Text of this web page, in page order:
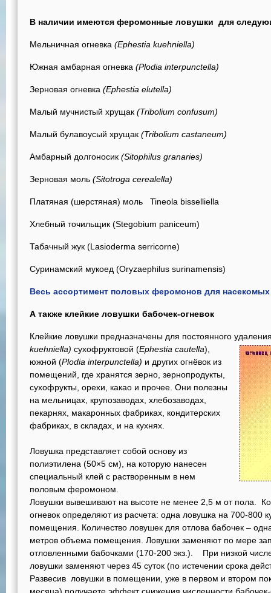
В наличии имеются феромонные ловушки для
Мельничная огневка (Ephestia kuehniella)
Южная амбарная огневка (Plodia interpunctella)
Зерновая огневка (Ephestia elutella)
Малый мучнистый хрущак (Tribolium confusum)
Малый булавоусый хрущак (Tribolium castaneum)
Амбарный долгоносик (Sitophilus granaries)
Зерновая моль (Sitotroga cerealella)
Платяная (шерстяная) моль Tineola bisselliella
Хлебный точильщик (Stegobium paniceum)
Табачный жук (Lasioderma serricorne)
Суринамский мукоед (Oryzaephilus surinamensis)
Весь ассортимент половых феромонов для насекомых
А также клейкие ловушки бабочек-огневок
Клейкие ловушки предназначены для постоянного
kuehniella) сухофруктовой (Ephestia cautella),
южной (Plodia interpunctella) и других огнёвок из
помещений, где хранятся зерно, зернопродукты,
сухофрукты, орехи, какао и прочее. Они полезны
на мельницах, крупозаводах, хлебозаводах,
пекарнях, макаронных фабриках, кондитерских
фабриках, в складах, и на кухнях.
Ловушка представляет собой основу из
полиэтилена (50×5 см), на которую нанесен
специальный клей с растворенным в нем
половым феромоном.
Ловушки вывешивают на высоте не менее 2,5 м от пола.
огневок определяют из расчета: одна ловушка на 700-800
помещения. Количество ловушек для отлова бабочек –
метров объема помещения. Ловушки заменяют по мере
отловленными бабочками (170-200 экз.). При низкой
ловушки заменяют через 45 суток (по истечении срока
Развесив ловушки в помещении, уже в первом и втором